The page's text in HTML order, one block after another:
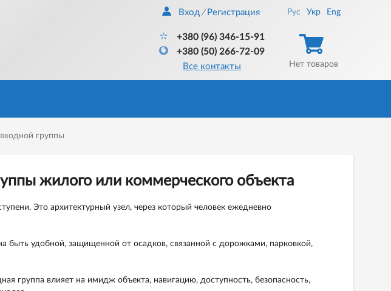
Вход / Регистрация
+380 (96) 346-15-91
+380 (50) 266-72-09
Все контакты
Рус Укр Eng
Нет товаров
группы
жилого или коммерческого объекта
Это архитектурный узел, через который человек ежедневно
быть удобной, защищенной от осадков, связанной с дорожками, парковкой,
группа влияет на имидж объекта, навигацию, доступность, безопасность,